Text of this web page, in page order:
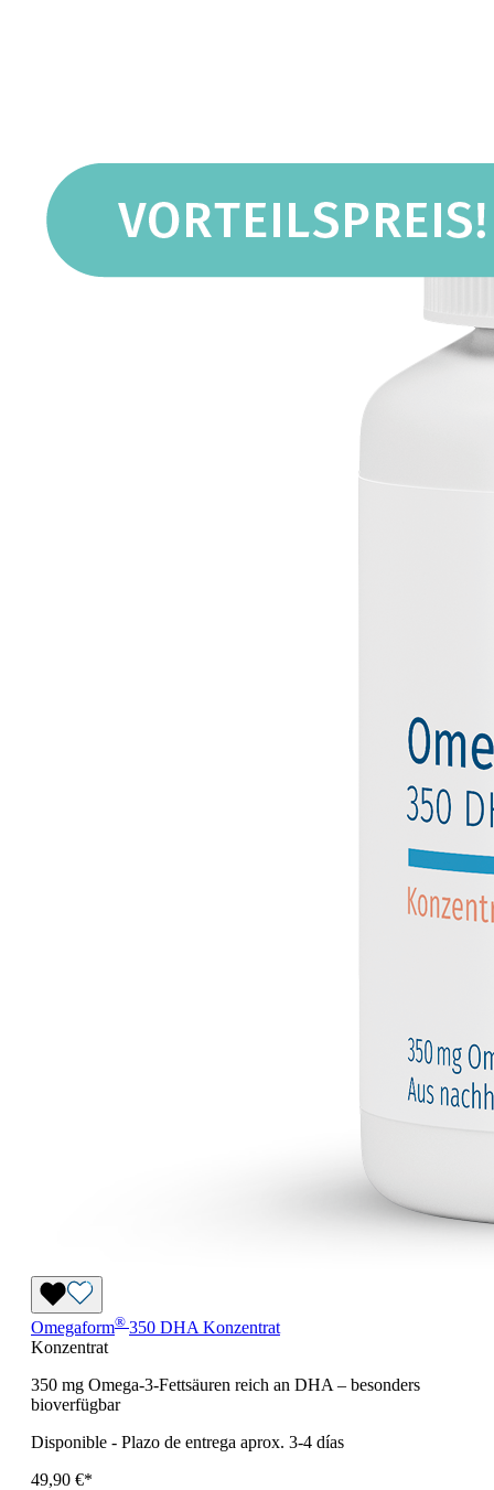
Omegaform® 350 DHA Konzentrat
Konzentrat
350 mg Omega-3-Fettsäuren reich an DHA – besonders
bioverfügbar
Disponible - Plazo de entrega aprox. 3-4 días
49,90 €*